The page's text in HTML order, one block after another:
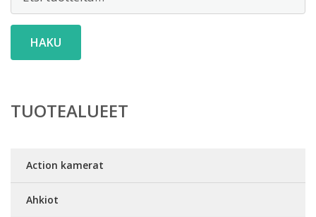
HAKU
TUOTEALUEET
Action kamerat
Ahkiot